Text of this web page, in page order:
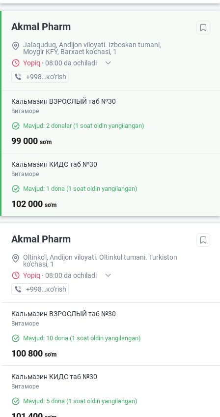
Akmal Pharm
Jalaquduq, Andijon viloyati. Izboskan tumani,
Moygir KFY, Barxaet ko'chasi, 1
Yopiq · 08:00 da ochiladi
+998 (90) XXX-XX-XX
кo’rish
Кальмазин ВЗРОСЛЫЙ таб №30
Витаморе
Mavjud: 2 donalar(1 soat oldin yangilangan)
99 000 so'm
Кальмазин КИДС таб №30
Витаморе
Mavjud: 1 dona (1 soat oldin yangilangan)
102 000 so'm
Akmal Pharm
Oltinko'l, Andijon viloyati. Oltinkul tumani. Turkiston
ko'chasi, 1
Yopiq · 08:00 da ochiladi
+998 (90) XXX-XX-XX
кo’rish
Кальмазин ВЗРОСЛЫЙ таб №30
Витаморе
Mavjud: 10 dona (1 soat oldin yangilangan)
100 800 so'm
Кальмазин КИДС таб №30
Витаморе
Mavjud: 5 dona (1 soat oldin yangilangan)